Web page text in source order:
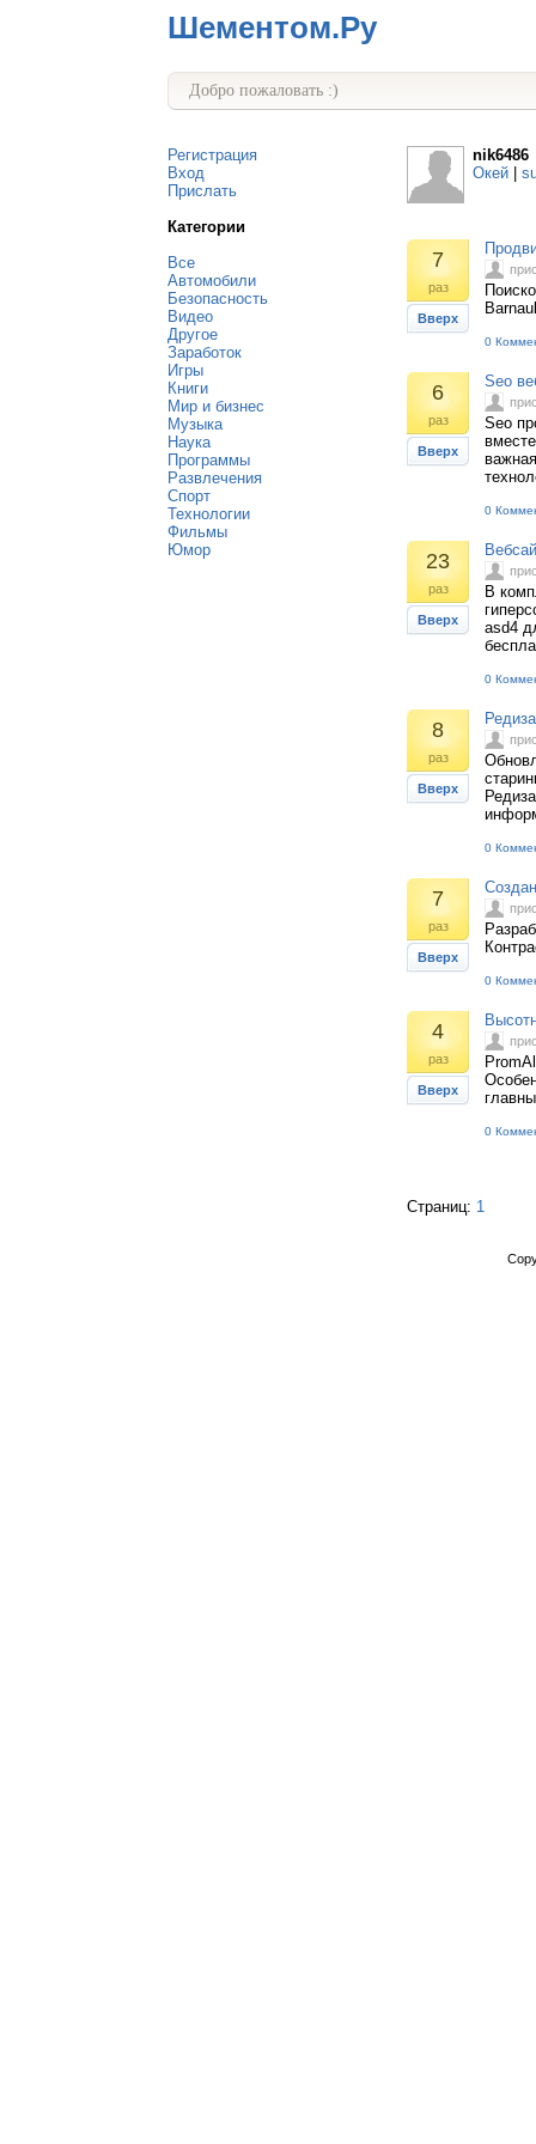
Шементом.Ру
Добро пожаловать :)
Регистрация
Вход
Прислать
Категории
Все
Автомобили
Безопасность
Видео
Другое
Заработок
Игры
Книги
Мир и бизнес
Музыка
Наука
Программы
Развлечения
Спорт
Технологии
Фильмы
Юмор
nik6486
Окей
7
раз
Вверх
0
6
раз
Вверх
Seo
Seo
0
23
раз
Вверх
В
asd4
0
8
раз
Вверх
0
7
раз
Вверх
0
4
раз
Вверх
0
Страниц: 1